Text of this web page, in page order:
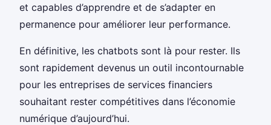
et capables d’apprendre et de s’adapter en
permanence pour améliorer leur performance.
En définitive, les chatbots sont là pour rester. Ils
sont rapidement devenus un outil incontournable
pour les entreprises de services financiers
souhaitant rester compétitives dans l’économie
numérique d’aujourd’hui.